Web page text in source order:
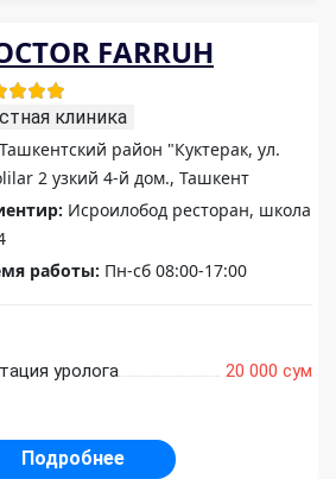
FARRUH
клиника
Ташкентский район "Куктерак, ул.
2 узкий 4-й дом., Ташкент
Исроилобод ресторан, школа
работы: Пн-сб 08:00-17:00
уролога 20 000 сум
Подробнее